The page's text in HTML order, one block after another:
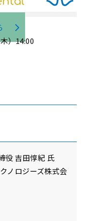
）14:00
役 吉田惇紀 氏
ノロジーズ株式会